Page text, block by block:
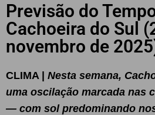
Previsão do
Cachoeira do Sul
novembro de
CLIMA | Nesta semana,
uma oscilação marcada nas
— com sol predominando